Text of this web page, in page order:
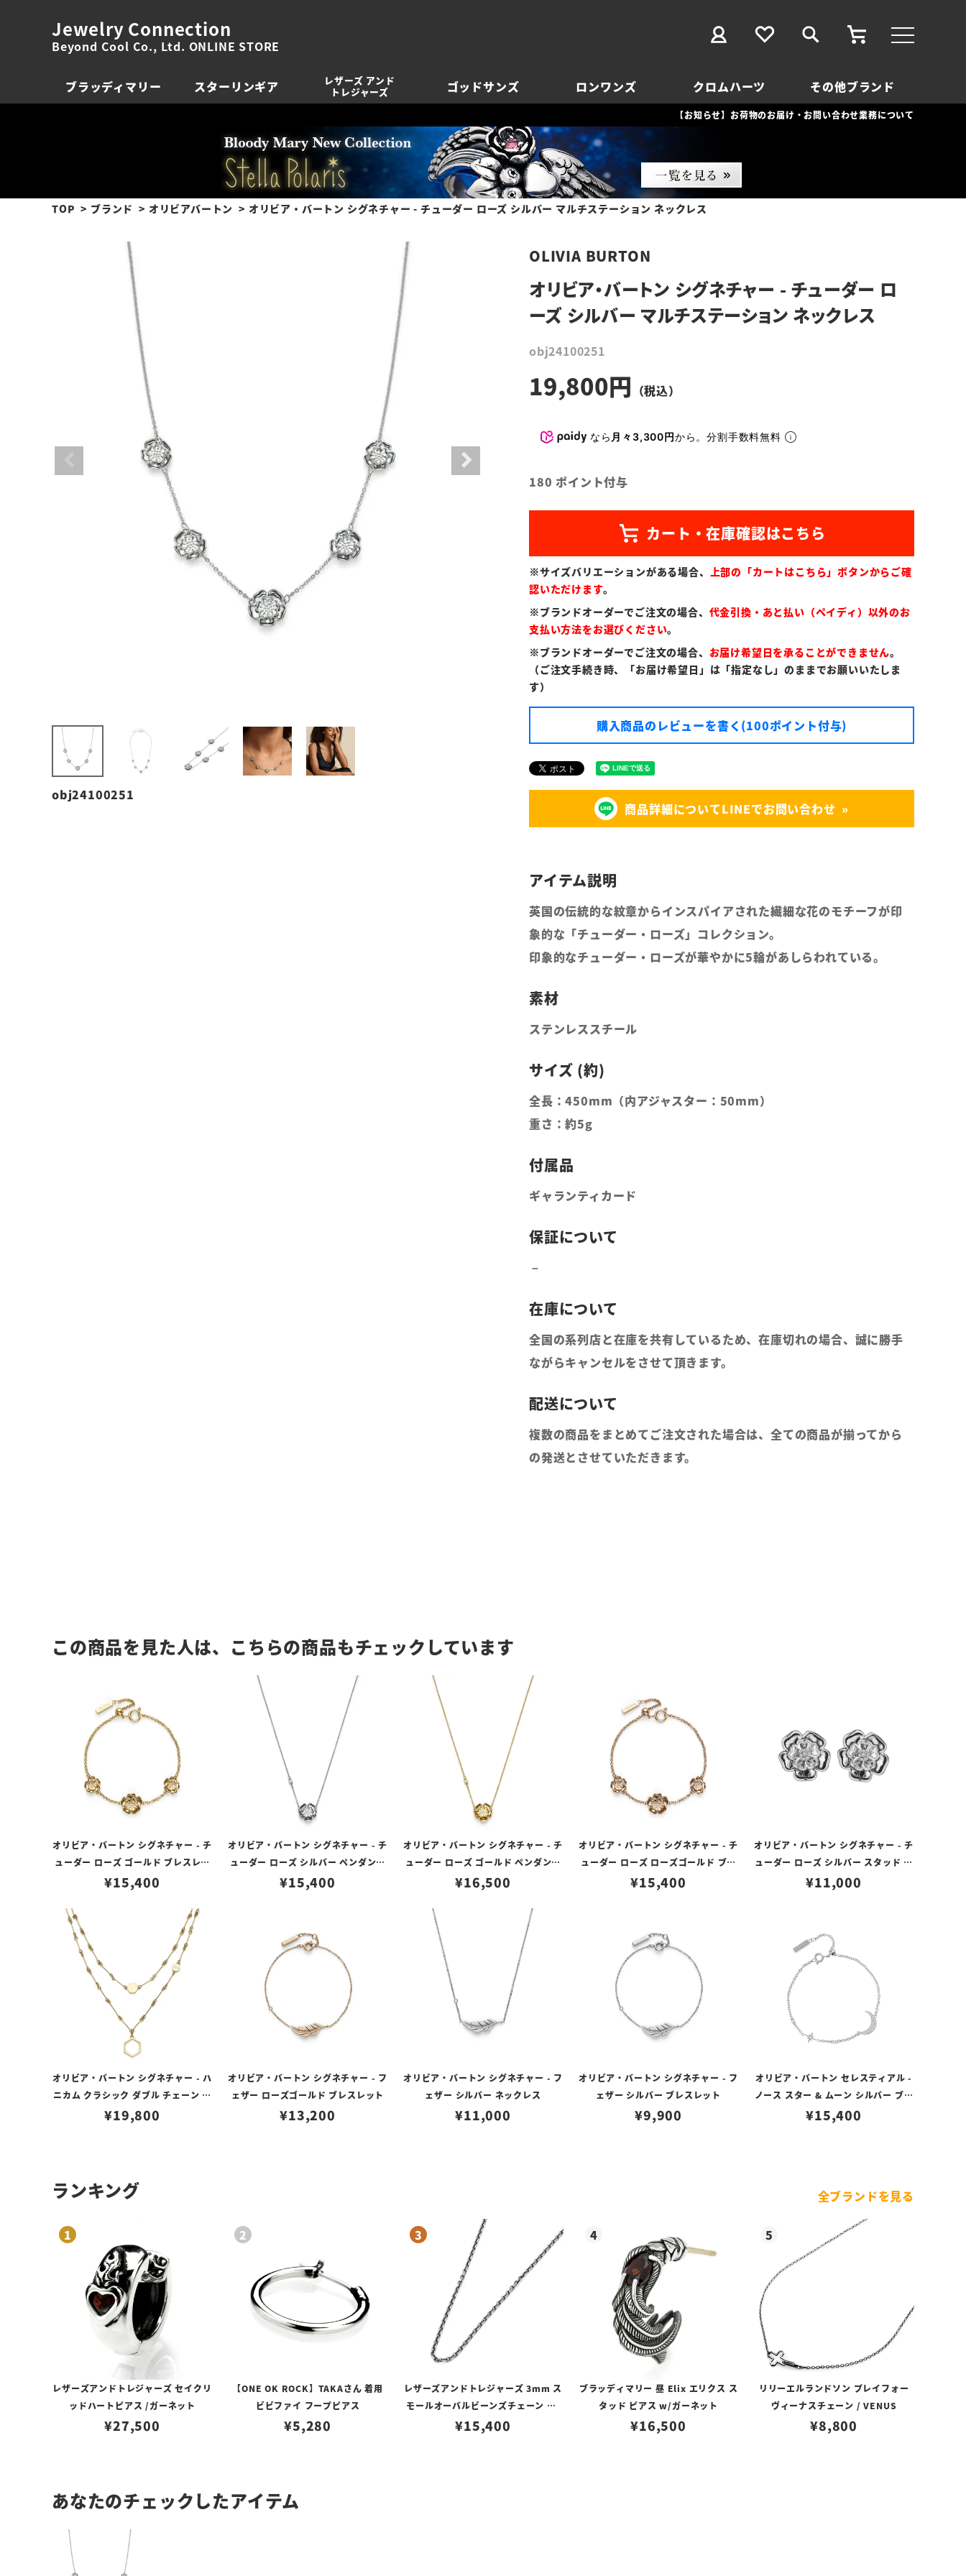
Jewelry Connection
Beyond Cool Co., Ltd. ONLINE STORE
ブラッディマリー スターリンギア
レザーズ アンド
トレジャーズ
ゴッドサンズ ロンワンズ クロムハーツ その他ブランド
【お知らせ】お荷物のお届け・お問い合わせ業務について
TOP ブランド オリビアバートン オリビア・バートン シグネチャー - チューダー ローズ シルバー マルチステーション ネックレス
obj24100251
OLIVIA BURTON
オリビア・バートン シグネチャー - チューダー ロ
ーズ シルバー マルチステーション ネックレス
obj24100251
19,800
なら 月々3,300円から。分割手数料無料
180 ポイント付与
※サイズバリエーションがある場合、
上部の「カートはこちら」ボタンからご確
認いただけます。
※ブランドオーダーでご注文の場合、 代金引換・あと払い（ペイディ）以外のお
支払い方法をお選びください。
※ブランドオーダーでご注文の場合、 お届け希望日を承ることができません。
（ご注文手続き時、「お届け希望日」は「指定なし」のままでお願いいたしま
す）
購入商品のレビューを書く(100ポイント付与)
商品詳細についてLINEでお問い合わせ
英国の伝統的な紋章からインスパイアされた繊細な花のモチーフが印
象的な「チューダー・ローズ」コレクション。
印象的なチューダー・ローズが華やかに5輪があしらわれている。
ステンレススチール
全長：450mm（内アジャスター：50mm）
重さ：約5g
ギャランティカード
全国の系列店と在庫を共有しているため、在庫切れの場合、誠に勝手
ながらキャンセルをさせて頂きます。
複数の商品をまとめてご注文された場合は、全ての商品が揃ってから
の発送とさせていただきます。
この商品を見た人は、こちらの商品もチェックしています
オリビア・バートン シグネチャー - チ
ューダー ローズ ゴールド ブレスレッ
ト
¥15,400
オリビア・バートン シグネチャー - チ
ューダー ローズ シルバー ペンダント
ネックレス
¥15,400
オリビア・バートン シグネチャー - チ
ューダー ローズ ゴールド ペンダント
ネックレス
¥16,500
オリビア・バートン シグネチャー - チ
ューダー ローズ ローズゴールド ブレ
スレット
¥15,400
オリビア・バートン シグネチャー - チ
ューダー ローズ シルバー スタッド ピ
アス
¥11,000
オリビア・バートン シグネチャー - ハ
ニカム クラシック ダブル チェーン ゴ
ールド ネックレス
¥19,800
オリビア・バートン シグネチャー - フ
ェザー ローズゴールド ブレスレット
¥13,200
オリビア・バートン シグネチャー - フ
ェザー シルバー ネックレス
¥11,000
オリビア・バートン シグネチャー - フ
ェザー シルバー ブレスレット
¥9,900
オリビア・バートン セレスティアル -
ノース スター & ムーン シルバー ブレ
スレット
¥15,400
ランキング 全ブランドを見る
レザーズアンドトレジャーズ セイクリ
ッドハートピアス /ガーネット
¥27,500
【ONE OK ROCK】TAKAさん 着用
ビビファイ フープピアス
¥5,280
レザーズアンドトレジャーズ 3mm ス
モールオーバルビーンズチェーン w/
ロブスタークラスプ＆LTロゴプレート
¥15,400
ブラッディマリー 昼 Elix エリクス ス
タッド ピアス w/ガーネット
¥16,500
リリーエルランドソン プレイフォー
ヴィーナスチェーン / VENUS
¥8,800
あなたのチェックしたアイテム